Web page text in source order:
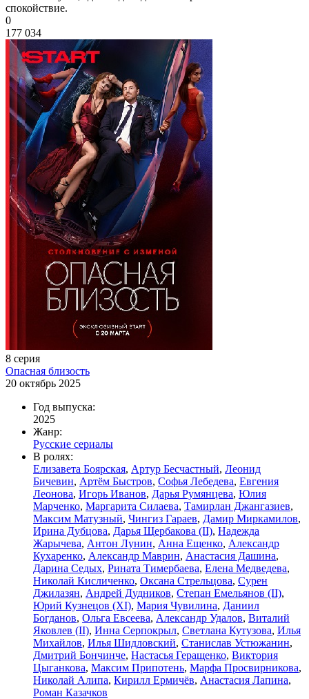
спокойствие.
0
177 034
8 серия
Опасная близость
20 октябрь 2025
Год выпуска:
2025
Жанр:
Русские сериалы
В ролях:
Елизавета Боярская, Артур Бесчастный, Леонид
Бичевин, Артём Быстров, Софья Лебедева, Евгения
Леонова, Игорь Иванов, Дарья Румянцева, Юлия
Марченко, Маргарита Силаева, Тамирлан Джангазиев,
Максим Матузный, Чингиз Гараев, Дамир Миркамилов,
Ирина Дубцова, Дарья Щербакова (II), Надежда
Жарычева, Антон Лунин, Анна Ещенко, Александр
Кухаренко, Александр Маврин, Анастасия Дашина,
Дарина Седых, Рината Тимербаева, Елена Медведева,
Николай Кисличенко, Оксана Стрельцова, Сурен
Джилазян, Андрей Дудников, Степан Емельянов (II),
Юрий Кузнецов (XI), Мария Чувилина, Даниил
Богданов, Ольга Евсеева, Александр Удалов, Виталий
Яковлев (II), Инна Серпокрыл, Светлана Кутузова, Илья
Михайлов, Илья Шидловский, Станислав Устюжанин,
Дмитрий Бончинче, Настасья Геращенко, Виктория
Цыганкова, Максим Припотень, Марфа Просвирникова,
Николай Алипа, Кирилл Ермичёв, Анастасия Лапина,
Роман Казачков